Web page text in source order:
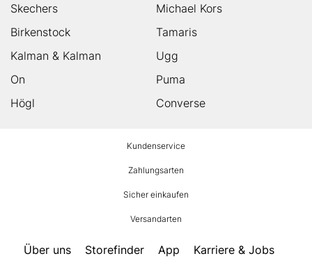
Skechers
Michael Kors
Birkenstock
Tamaris
Kalman & Kalman
Ugg
On
Puma
Högl
Converse
Kundenservice
Zahlungsarten
Sicher einkaufen
Versandarten
Über uns Storefinder App
Karriere & Jobs